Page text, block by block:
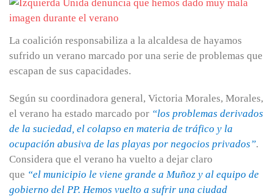
La coalición responsabiliza a la alcaldesa de hayamos
sufrido un verano marcado por una serie de problemas que
escapan de sus capacidades.
Según su coordinadora general, Victoria Morales, Morales,
el verano ha estado marcado por “los problemas derivados
de la suciedad, el colapso en materia de tráfico y la
ocupación abusiva de las playas por negocios privados”.
Considera que el verano ha vuelto a dejar claro
que “el municipio le viene grande a Muñoz y al equipo de
gobierno del PP. Hemos vuelto a sufrir una ciudad